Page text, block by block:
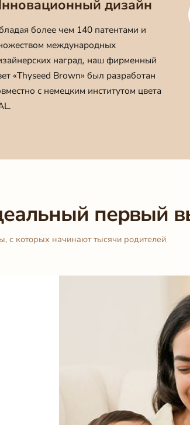
дизайн
более чем 140 патентами и
международных
наград, наш фирменный
«Thyseed Brown» был разработан
с немецким институтом цвета
первый
с которых начинают тысячи родителей